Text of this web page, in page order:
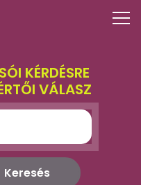
KÉRDÉSRE
VÁLASZ